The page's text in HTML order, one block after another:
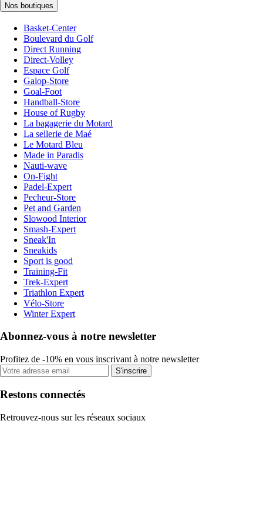
Nos boutiques
Basket-Center
Boulevard du Golf
Direct Running
Direct-Volley
Espace Golf
Galop-Store
Goal-Foot
Handball-Store
House of Rugby
La bagagerie du Motard
La sellerie de Maé
Le Motard Bleu
Made in Paradis
Nauti-wave
On-Fight
Padel-Expert
Pecheur-Store
Pet and Garden
Slowood Interior
Smash-Expert
Sneak'In
Sneakids
Sport is good
Training-Fit
Trek-Expert
Triathlon Expert
Vélo-Store
Winter Expert
Abonnez-vous à notre newsletter
Profitez de -10% en vous inscrivant à notre newsletter
S'inscrire
Restons connectés
Retrouvez-nous sur les réseaux sociaux